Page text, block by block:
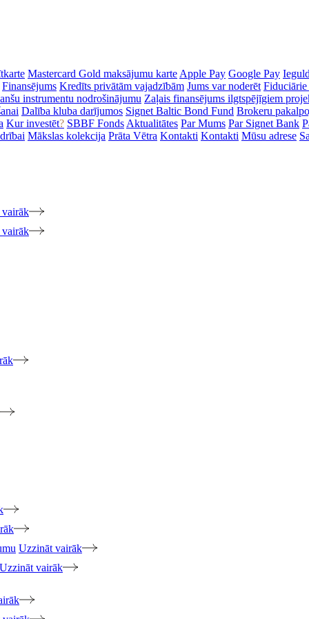
Mastercard Gold maksājumu karte Apple Pay Google Pay
Finansējums Kredīts privātām vajadzībām Jums var noderēt
instrumentu nodrošinājumu Zaļais finansējums ilgtspējīgiem
Dalība kluba darījumos Signet Baltic Bond Fund Brokeru
Kur investēt? SBBF Fonds Aktualitātes Par Mums Par Signet Bank
Mākslas kolekcija Prāta Vētra Kontakti Kontakti Mūsu adrese
Uzzināt vairāk
Uzzināt vairāk